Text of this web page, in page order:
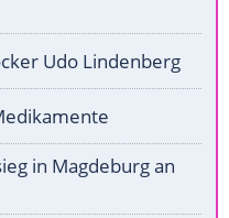
Udo Lindenberg
in Magdeburg an